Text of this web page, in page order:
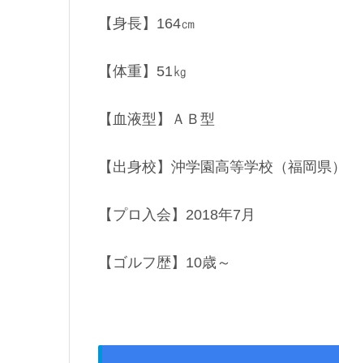
【身長】164㎝
【体重】51㎏
【血液型】ＡＢ型
【出身校】沖学園高等学校（福岡県）
【プロ入会】2018年7月
【ゴルフ歴】10歳～